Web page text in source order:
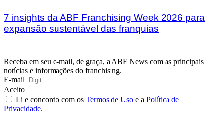
7 insights da ABF Franchising Week 2026 para
expansão sustentável das franquias
Receba em seu e-mail, de graça, a ABF News com as principais
notícias e informações do franchising.
E-mail
Aceito
Li e concordo com os Termos de Uso e a Política de
Privacidade.